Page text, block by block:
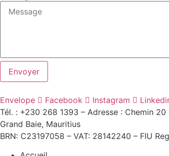
Envoyer
Envelope Facebook Instagram
Tél. : +230 268 1393 – Adresse : Chemin 20
Grand Baie, Mauritius
BRN: C23197058 – VAT: 28142240 – FIU